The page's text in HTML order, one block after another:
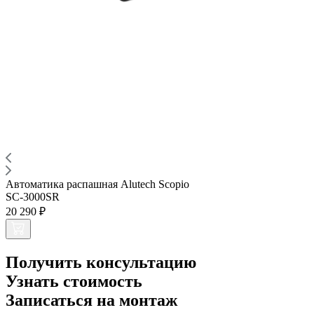
Автоматика распашная Alutech Scopio
SC-3000SR
20 290 ₽
Получить консультацию
Узнать стоимость
Записаться на монтаж